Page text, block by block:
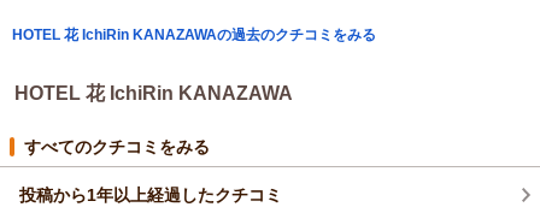
HOTEL 花 IchiRin KANAZAWAの過去のクチコミをみる
HOTEL 花 IchiRin KANAZAWA
すべてのクチコミをみる
投稿から1年以上経過したクチコミ